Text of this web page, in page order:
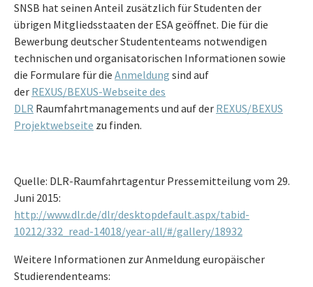
SNSB hat seinen Anteil zusätzlich für Studenten der
übrigen Mitgliedsstaaten der ESA geöffnet. Die für die
Bewerbung deutscher Studententeams notwendigen
technischen und organisatorischen Informationen sowie
die Formulare für die Anmeldung sind auf
der REXUS/BEXUS-Webseite des
DLR Raumfahrtmanagements und auf der REXUS/BEXUS
Projektwebseite zu finden.
Quelle: DLR-Raumfahrtagentur Pressemitteilung vom 29.
Juni 2015:
http://www.dlr.de/dlr/desktopdefault.aspx/tabid-
10212/332_read-14018/year-all/#/gallery/18932
Weitere Informationen zur Anmeldung europäischer
Studierendenteams: